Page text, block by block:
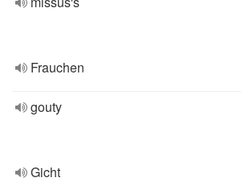
Frauchen
gouty
Gicht